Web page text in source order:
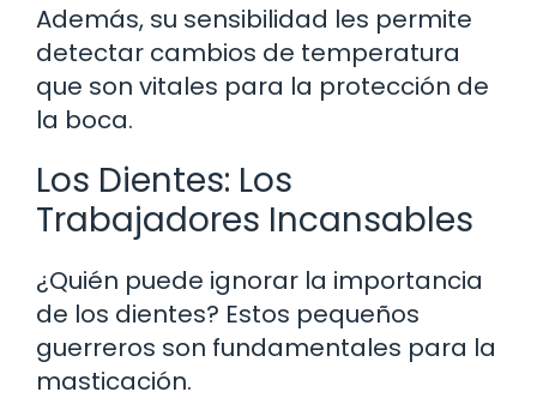
Además, su sensibilidad les permite
detectar cambios de temperatura
que son vitales para la protección de
la boca.
Los Dientes: Los
Trabajadores Incansables
¿Quién puede ignorar la importancia
de los dientes? Estos pequeños
guerreros son fundamentales para la
masticación.